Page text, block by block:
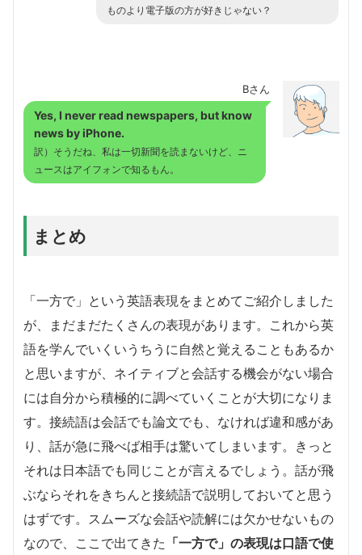
ものより電子版の方が好きじゃない？
Bさん
Yes, I never read newspapers, but know
news by iPhone.
訳）そうだね、私は一切新聞を読まないけど、ニ
ュースはアイフォンで知るもん。
まとめ
「一方で」という英語表現をまとめてご紹介しました
が、まだまだたくさんの表現があります。これから英
語を学んでいくいうちうに自然と覚えることもあるか
と思いますが、ネイティブと会話する機会がない場合
には自分から積極的に調べていくことが大切になりま
す。接続語は会話でも論文でも、なければ違和感があ
り、話が急に飛べば相手は驚いてしまいます。きっと
それは日本語でも同じことが言えるでしょう。話が飛
ぶならそれをきちんと接続語で説明しておいてと思う
はずです。スムーズな会話や読解には欠かせないもの
なので、ここで出てきた 「一方で」の表現は口語で使